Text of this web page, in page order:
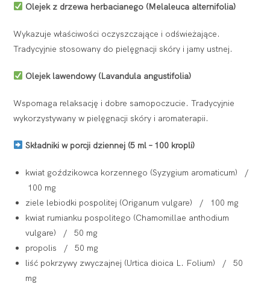
Olejek z drzewa herbacianego (Melaleuca alternifolia)
Wykazuje właściwości oczyszczające i odświeżające.
Tradycyjnie stosowany do pielęgnacji skóry i jamy ustnej.
Olejek lawendowy (Lavandula angustifolia)
Wspomaga relaksację i dobre samopoczucie. Tradycyjnie
wykorzystywany w pielęgnacji skóry i aromaterapii.
Składniki w porcji dziennej (5 ml – 100 kropli)
kwiat goździkowca korzennego (Syzygium aromaticum) /
100 mg
ziele lebiodki pospolitej (Origanum vulgare) / 100 mg
kwiat rumianku pospolitego (Chamomillae anthodium
vulgare) / 50 mg
propolis / 50 mg
liść pokrzywy zwyczajnej (Urtica dioica L. Folium) / 50
mg